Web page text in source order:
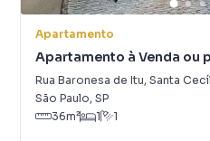
Apartamento
Apartamento à Venda ou
Cecília
Rua Baronesa de Itu, Santa
São Paulo, SP
36m² 1 1